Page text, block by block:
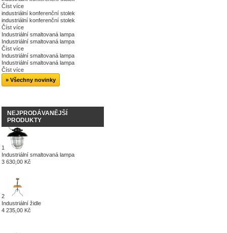
Číst více
industriální konferenční stolek
industriální konferenční stolek
Číst více
Industriální smaltovaná lampa
Industriální smaltovaná lampa
Číst více
Industriální smaltovaná lampa
Industriální smaltovaná lampa
Číst více
» Všechny novinky
NEJPRODÁVANĚJŠÍ
PRODUKTY
1
Industriální smaltovaná lampa
3 630,00 Kč
2
Industriální židle
4 235,00 Kč